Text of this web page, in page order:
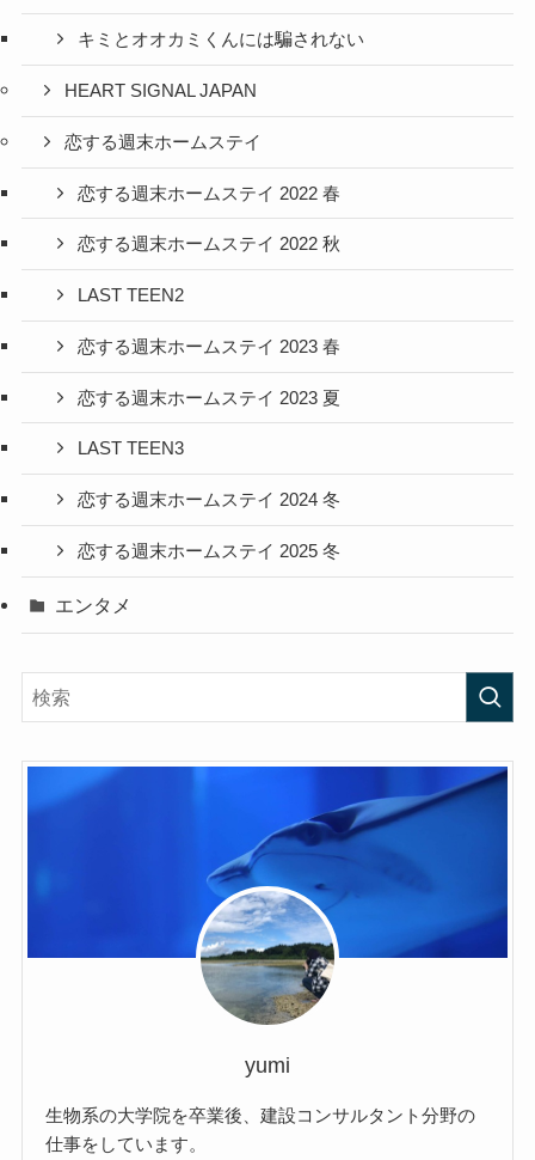
キミとオオカミくんには騙されない
HEART SIGNAL JAPAN
恋する週末ホームステイ
恋する週末ホームステイ 2022 春
恋する週末ホームステイ 2022 秋
LAST TEEN2
恋する週末ホームステイ 2023 春
恋する週末ホームステイ 2023 夏
LAST TEEN3
恋する週末ホームステイ 2024 冬
恋する週末ホームステイ 2025 冬
エンタメ
yumi
生物系の大学院を卒業後、建設コンサルタント分野の
仕事をしています。